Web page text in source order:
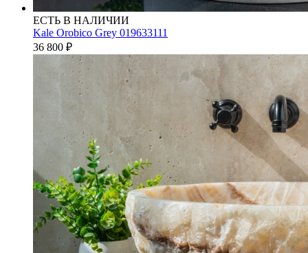
ЕСТЬ В НАЛИЧИИ
Kale Orobico Grey 019633111
36 800 ₽